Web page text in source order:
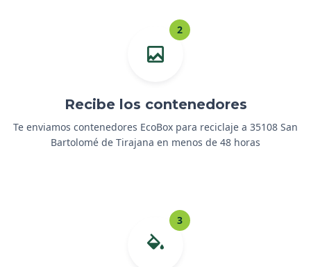
2
Recibe los contenedores
Te enviamos contenedores EcoBox para reciclaje a 35108 San
Bartolomé de Tirajana en menos de 48 horas
3